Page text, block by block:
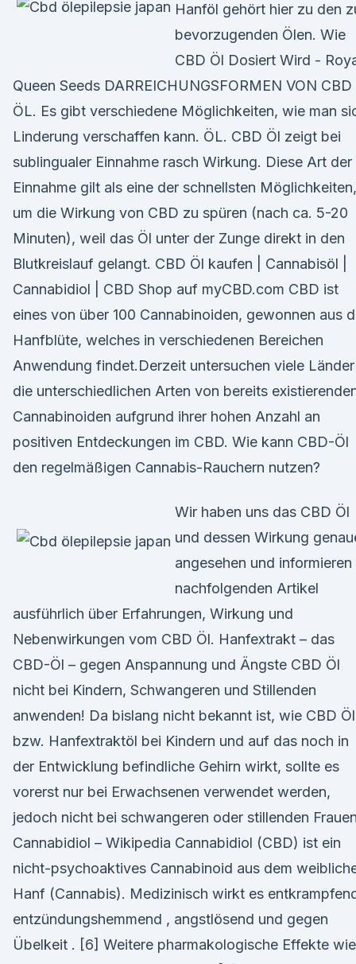
Hanföl gehört hier zu den
bevorzugenden Ölen. Wie
CBD Öl Dosiert Wird -
Queen Seeds DARREICHUNGSFORMEN VON CBD
ÖL. Es gibt verschiedene Möglichkeiten, wie man
Linderung verschaffen kann. ÖL. CBD Öl zeigt bei
sublingualer Einnahme rasch Wirkung. Diese Art der
Einnahme gilt als eine der schnellsten Möglichkeiten,
um die Wirkung von CBD zu spüren (nach ca. 5-20
Minuten), weil das Öl unter der Zunge direkt in den
Blutkreislauf gelangt. CBD Öl kaufen | Cannabisöl |
Cannabidiol | CBD Shop auf myCBD.com CBD ist
eines von über 100 Cannabinoiden, gewonnen aus
Hanfblüte, welches in verschiedenen Bereichen
Anwendung findet.Derzeit untersuchen viele Länder
die unterschiedlichen Arten von bereits
Cannabinoiden aufgrund ihrer hohen Anzahl an
positiven Entdeckungen im CBD. Wie kann CBD-Öl
den regelmäßigen Cannabis-Rauchern nutzen?
Wir haben uns das CBD Öl
und dessen Wirkung
angesehen und informieren
nachfolgenden Artikel
ausführlich über Erfahrungen, Wirkung und
Nebenwirkungen vom CBD Öl. Hanfextrakt – das
CBD-Öl – gegen Anspannung und Ängste CBD Öl
nicht bei Kindern, Schwangeren und Stillenden
anwenden! Da bislang nicht bekannt ist, wie CBD Öl
bzw. Hanfextraktöl bei Kindern und auf das noch in
der Entwicklung befindliche Gehirn wirkt, sollte es
vorerst nur bei Erwachsenen verwendet werden,
jedoch nicht bei schwangeren oder stillenden
Cannabidiol – Wikipedia Cannabidiol (CBD) ist ein
nicht-psychoaktives Cannabinoid aus dem
Hanf (Cannabis). Medizinisch wirkt es
entzündungshemmend , angstlösend und gegen
Übelkeit . [6] Weitere pharmakologische Effekte wie